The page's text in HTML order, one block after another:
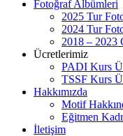
Fotoğraf Albümleri
2025 Tur
2024 Tur
2018 – 2023
Ücretlerimiz
PADI Kurs
TSSF Kurs
Hakkımızda
Motif
Eğitmen
İletişim